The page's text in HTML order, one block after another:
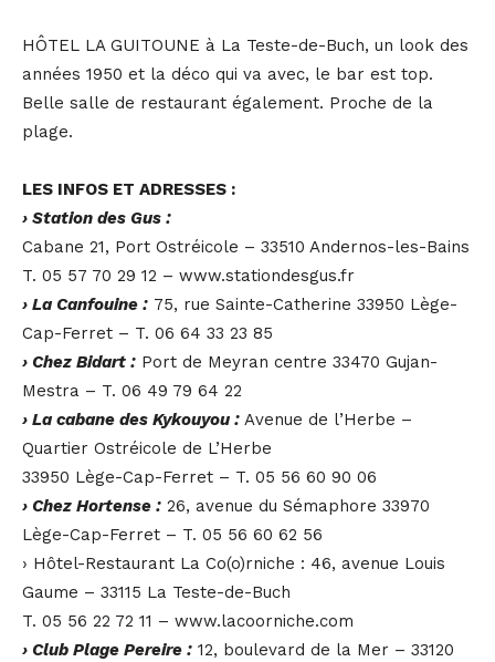
HÔTEL LA GUITOUNE à La Teste-de-Buch, un look des
années 1950 et la déco qui va avec, le bar est top.
Belle salle de restaurant également. Proche de la
plage.
LES INFOS ET ADRESSES :
› Station des Gus :
Cabane 21, Port Ostréicole – 33510 Andernos-les-Bains
T. 05 57 70 29 12 – www.stationdesgus.fr
› La Canfouine : 75, rue Sainte-Catherine 33950 Lège-
Cap-Ferret – T. 06 64 33 23 85
› Chez Bidart : Port de Meyran centre 33470 Gujan-
Mestra – T. 06 49 79 64 22
› La cabane des Kykouyou : Avenue de l’Herbe –
Quartier Ostréicole de L’Herbe
33950 Lège-Cap-Ferret – T. 05 56 60 90 06
› Chez Hortense : 26, avenue du Sémaphore 33970
Lège-Cap-Ferret – T. 05 56 60 62 56
› Hôtel-Restaurant La Co(o)rniche : 46, avenue Louis
Gaume – 33115 La Teste-de-Buch
T. 05 56 22 72 11 – www.lacoorniche.com
› Club Plage Pereire : 12, boulevard de la Mer – 33120